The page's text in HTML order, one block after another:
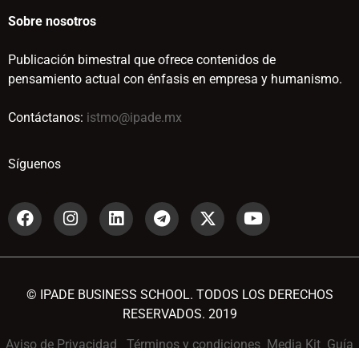
Sobre nosotros
Publicación bimestral que ofrece contenidos de
pensamiento actual con énfasis en empresa y humanismo.
Contáctanos: istmo@ipade.mx
Síguenos
© IPADE BUSINESS SCHOOL. TODOS LOS DERECHOS
RESERVADOS. 2019
Aviso de Privacidad Términos y condiciones Media Kit Guía